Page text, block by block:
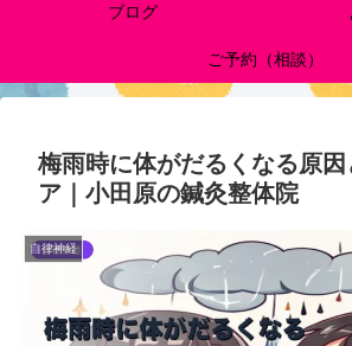
ブログ
ご予約（相談）
梅雨時に体がだるくなる原
ア｜小田原の鍼灸整体院
自律神経